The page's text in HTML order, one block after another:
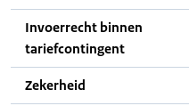
Invoerrecht binnen
tariefcontingent
Zekerheid